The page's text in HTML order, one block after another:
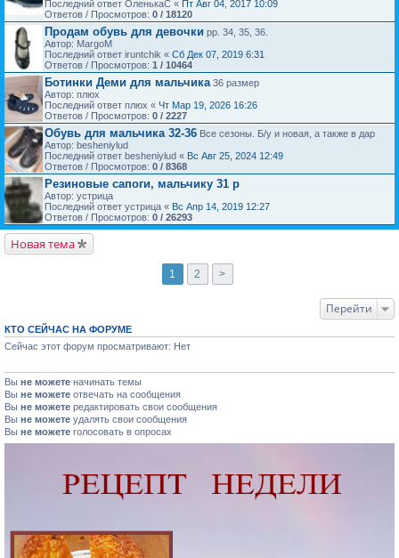
Последний ответ ОленькаС « Пт Авг 04, 2017 10:09
Ответов / Просмотров: 0 / 18120
Продам обувь для девочки рр. 34, 35, 36.
Автор: MargoM
Последний ответ iruntchik « Сб Дек 07, 2019 6:31
Ответов / Просмотров: 1 / 10464
Ботинки Деми для мальчика 36 размер
Автор: плюх
Последний ответ плюх « Чт Мар 19, 2026 16:26
Ответов / Просмотров: 0 / 2227
Обувь для мальчика 32-36 Все сезоны. Б/у и новая, а также в дар
Автор: besheniylud
Последний ответ besheniylud « Вс Авг 25, 2024 12:49
Ответов / Просмотров: 0 / 8368
Резиновые сапоги, мальчику 31 р
Автор: устрица
Последний ответ устрица « Вс Апр 14, 2019 12:27
Ответов / Просмотров: 0 / 26293
Новая тема
1 2 >
Перейти
КТО СЕЙЧАС НА ФОРУМЕ
Сейчас этот форум просматривают: Нет
Вы не можете начинать темы
Вы не можете отвечать на сообщения
Вы не можете редактировать свои сообщения
Вы не можете удалять свои сообщения
Вы не можете голосовать в опросах